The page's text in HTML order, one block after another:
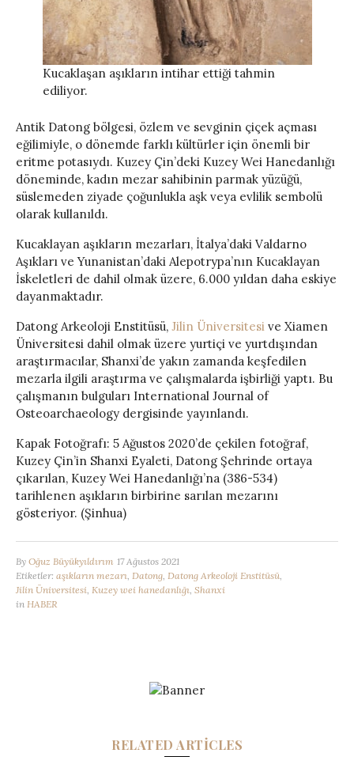
Kucaklaşan aşıkların intihar ettiği tahmin
ediliyor.
Antik Datong bölgesi, özlem ve sevginin çiçek açması
eğilimiyle, o dönemde farklı kültürler için önemli bir
eritme potasıydı. Kuzey Çin’deki Kuzey Wei Hanedanlığı
döneminde, kadın mezar sahibinin parmak yüzüğü,
süslemeden ziyade çoğunlukla aşk veya evlilik sembolü
olarak kullanıldı.
Kucaklayan aşıkların mezarları, İtalya’daki Valdarno
Aşıkları ve Yunanistan’daki Alepotrypa’nın Kucaklayan
İskeletleri de dahil olmak üzere, 6.000 yıldan daha eskiye
dayanmaktadır.
Datong Arkeoloji Enstitüsü, Jilin Üniversitesi ve Xiamen
Üniversitesi dahil olmak üzere yurtiçi ve yurtdışından
araştırmacılar, Shanxi’de yakın zamanda keşfedilen
mezarla ilgili araştırma ve çalışmalarda işbirliği yaptı. Bu
çalışmanın bulguları International Journal of
Osteoarchaeology dergisinde yayınlandı.
Kapak Fotoğrafı: 5 Ağustos 2020’de çekilen fotoğraf,
Kuzey Çin’in Shanxi Eyaleti, Datong Şehrinde ortaya
çıkarılan, Kuzey Wei Hanedanlığı’na (386-534)
tarihlenen aşıkların birbirine sarılan mezarını
gösteriyor. (Şinhua)
By Oğuz Büyükyıldırım 17 Ağustos 2021
Etiketler: aşıkların mezarı Datong Datong Arkeoloji Enstitüsü
Jilin Üniversitesi Kuzey wei hanedanlığı Shanxi
in HABER
RELATED ARTICLES